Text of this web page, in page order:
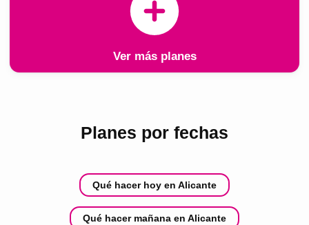
Ver más planes
Planes por fechas
Qué hacer hoy en Alicante
Qué hacer mañana en Alicante